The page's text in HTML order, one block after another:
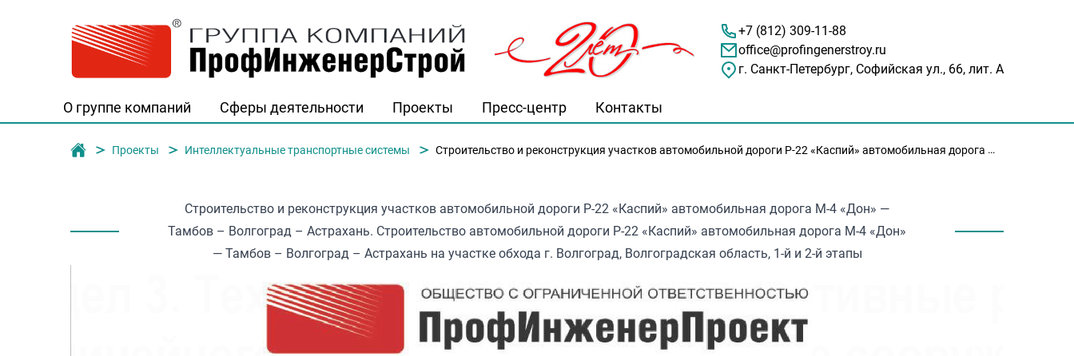
+7 (812) 309-11-88
office@profingenerstroy.ru
г. Санкт-Петербург, Софийская ул., 66, лит. А
О группе компаний Сферы деятельности Проекты Пресс-центр Контакты
Группа компаний "ПрофИнженерСтрой"
Проекты Интеллектуальные транспортные системы Строительство и реконструкция участков автомобильной дороги Р-22 «Каспий» автомобильная дорога М-4 «Дон» — Тамбов – Волгоград – Астрахань. Строительство автомобильной дороги Р-22 «Каспий» автомобильная дорога М-4 «Дон» — Тамбов – Волгоград – Астрахань на участке обхода г. Волгоград, Волгоградская область, 1-й и 2-й этапы
Строительство и реконструкция участков автомобильной дороги Р-22 «Каспий» автомобильная дорога М-4 «Дон» —
Тамбов – Волгоград – Астрахань. Строительство автомобильной дороги Р-22 «Каспий» автомобильная дорога М-4 «Дон»
— Тамбов – Волгоград – Астрахань на участке обхода г. Волгоград, Волгоградская область, 1-й и 2-й этапы